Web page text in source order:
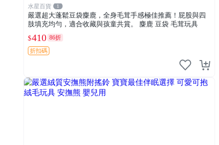
水星百貨 1
嚴選超大蓬鬆豆袋麋鹿，全身毛茸手感極佳推薦！屁股與四
肢填充均勻，適合收藏與孩童共賞。 麋鹿 豆袋 毛茸玩具
$410 86折
折扣碼